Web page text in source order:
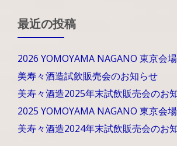
最近の投稿
2026 YOMOYAMA NAGANO 東京会場
美寿々酒造試飲販売会のお知らせ
美寿々酒造2025年末試飲販売会のお
2025 YOMOYAMA NAGANO 東京会場
美寿々酒造2024年末試飲販売会のお